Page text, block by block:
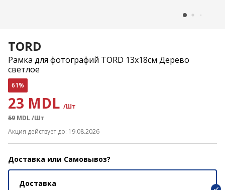
TORD
Рамка для фотографий TORD 13x18см Дерево
светлое
61%
23 MDL /Шт
59 MDL/Шт
Акция действует до: 19.08.2026
Доставка или Самовывоз?
Доставка